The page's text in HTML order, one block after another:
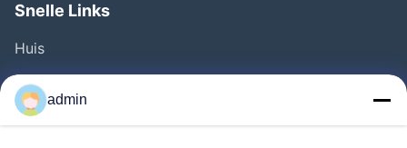
Snelle Links
Huis
Producten
Video's
admin